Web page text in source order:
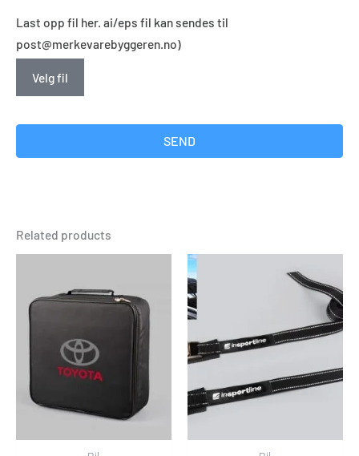
Last opp fil her. ai/eps fil kan sendes til
post@merkevarebyggeren.no)
Velg fil
SEND
Related products